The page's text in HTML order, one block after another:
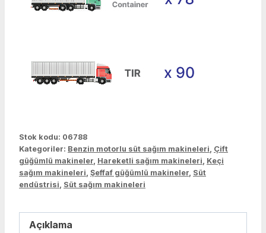
Stok kodu: 06788
Kategoriler: Benzin motorlu süt sağım makineleri, Çift
güğümlü makineler, Hareketli sağım makineleri, Keçi
sağım makineleri, Şeffaf güğümlü makineler, Süt
endüstrisi, Süt sağım makineleri
Açıklama